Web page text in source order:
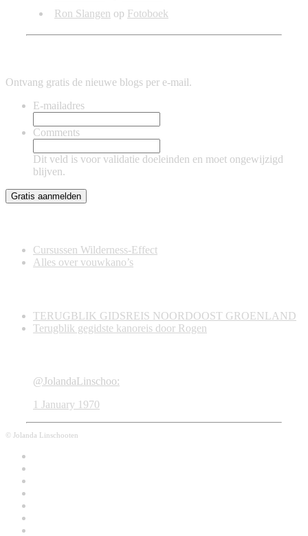
Ron Slangen op Fotoboek
Ontvang gratis de nieuwe blogs per e-mail.
E-mailadres
Comments
Dit veld is voor validatie doeleinden en moet ongewijzigd
blijven.
Cursussen Wilderness-Effect
Alles over vouwkano’s
TERUGBLIK GIDSREIS NOORDOOST GROENLAND
Terugblik gegidste kanoreis door Rogen
@JolandaLinschoo:
1 January 1970
© Jolanda Linschooten